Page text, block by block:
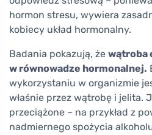
hormon stresu, wywiera
kobiecy układ hormonalny.
Badania pokazują, że wątroba
w równowadze hormonalnej.
wykorzystaniu w organizmie
właśnie przez wątrobę i jelita.
przeciążone – na przykład z
nadmiernego spożycia